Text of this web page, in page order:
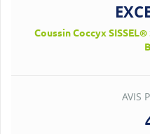
Coussin Coccyx SISSEL®
AVIS